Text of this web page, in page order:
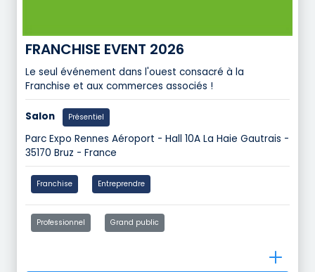
FRANCHISE EVENT 2026
Le seul événement dans l'ouest consacré à la
Franchise et aux commerces associés !
Salon Présentiel
Parc Expo Rennes Aéroport - Hall 10A La Haie Gautrais -
35170 Bruz - France
Franchise Entreprendre
Professionnel Grand public